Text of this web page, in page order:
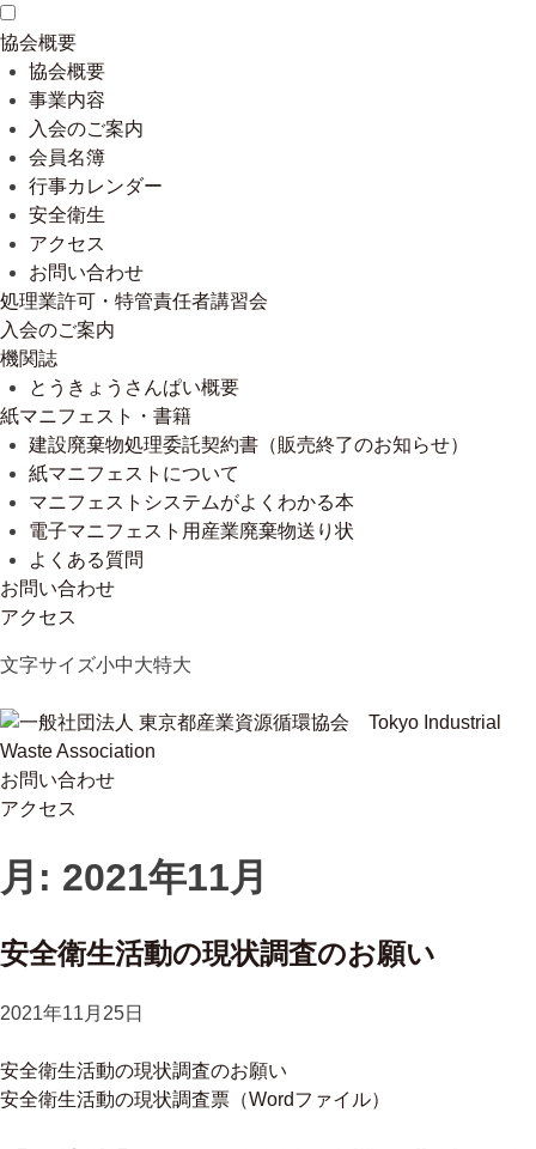
協会概要
協会概要
事業内容
入会のご案内
会員名簿
行事カレンダー
安全衛生
アクセス
お問い合わせ
処理業許可・特管責任者講習会
入会のご案内
機関誌
とうきょうさんぱい概要
紙マニフェスト・書籍
建設廃棄物処理委託契約書（販売終了のお知らせ）
紙マニフェストについて
マニフェストシステムがよくわかる本
電子マニフェスト用産業廃棄物送り状
よくある質問
お問い合わせ
アクセス
to
文字サイズ小中大特大
一般社団法人 東京都産業資源循環協会
Tokyo Industrial Waste Association
お問い合わせ
アクセス
月: 2021年11月
安全衛生活動の現状調査のお願い
2021年11月25日
安全衛生活動の現状調査のお願い
安全衛生活動の現状調査票（Wordファイル）